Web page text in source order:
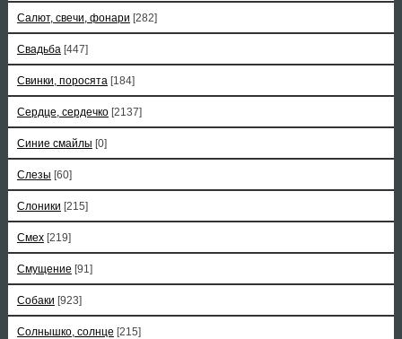
Салют, свечи, фонари [282]
Свадьба [447]
Свинки, поросята [184]
Сердце, сердечко [2137]
Синие смайлы [0]
Слезы [60]
Слоники [215]
Смех [219]
Смущение [91]
Собаки [923]
Солнышко, солнце [215]